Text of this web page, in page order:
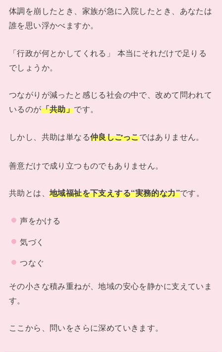
体調を崩したとき、家族が急に入院したとき、あなたは
誰を思い浮かべますか。
「行政が何とかしてくれる」 本当にそれだけで足りる
でしょうか。
つながりが減ったと感じる社会の中で、改めて問われて
いるのが「共助」です。
しかし、共助は単なる仲良しごっこではありません。
善意だけで成り立つものでもありません。
共助とは、 地域福祉を下支えする“実務的な力”です。
声をかける
気づく
つなぐ
その小さな積み重ねが、地域の安心を静かに支えていま
す。
ここから、問いをさらに深めていきます。